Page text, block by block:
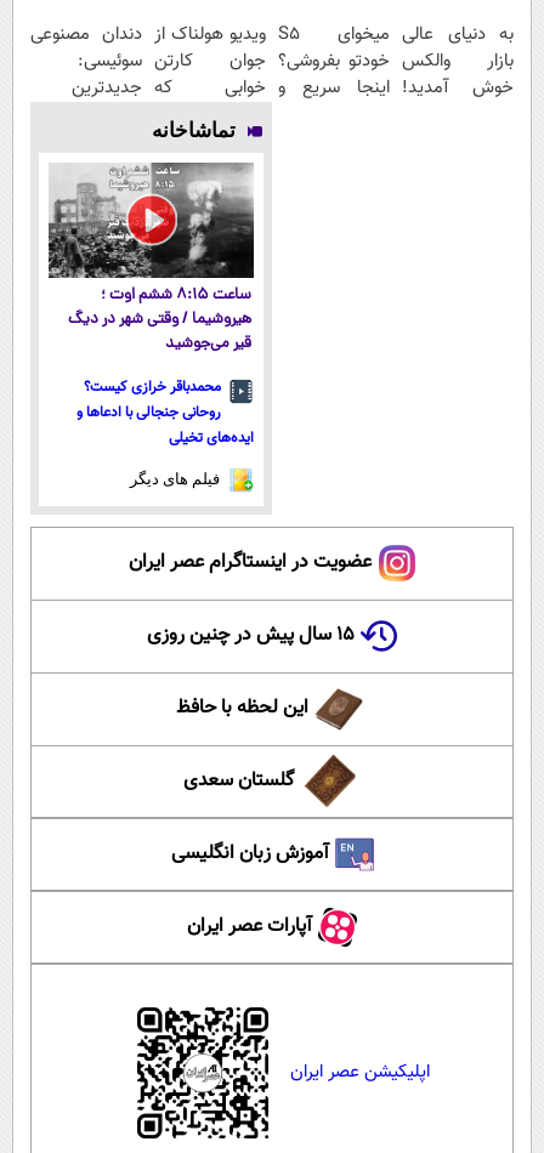
به دنیای عالی
بازار والکس
خوش آمدید!
میخوای S5
خودتو بفروشی؟
اینجا سریع و
ویدیو هولناک از
جوان کارتن
خوابی که
میلیاردر شد.
آموزش رایگان
دندان مصنوعی
سوئیسی:
جدیدترین
پرداخت قسطی
تماشاخانه
ساعت ۸:۱۵ ششم اوت ؛
هیروشیما / وقتی شهر در دیگ
قیر می‌جوشید
محمدباقر خرازی کیست؟
روحانی جنجالی با ادعاها و
ایده‌های تخیلی
فیلم های دیگر
عضویت در اینستاگرام عصر ایران
۱۵ سال پیش در چنین روزی
این لحظه با حافظ
گلستان سعدی
آموزش زبان انگلیسی
آپارات عصر ایران
اپلیکیشن عصر ایران